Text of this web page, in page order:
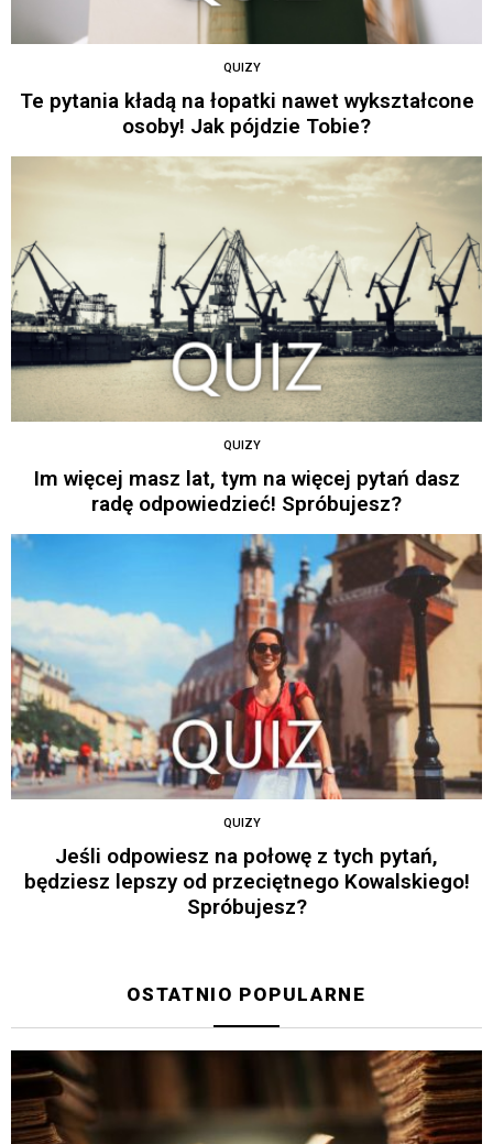
QUIZY
Te pytania kładą na łopatki nawet wykształcone
osoby! Jak pójdzie Tobie?
QUIZY
Im więcej masz lat, tym na więcej pytań dasz
radę odpowiedzieć! Spróbujesz?
QUIZY
Jeśli odpowiesz na połowę z tych pytań,
będziesz lepszy od przeciętnego Kowalskiego!
Spróbujesz?
OSTATNIO POPULARNE